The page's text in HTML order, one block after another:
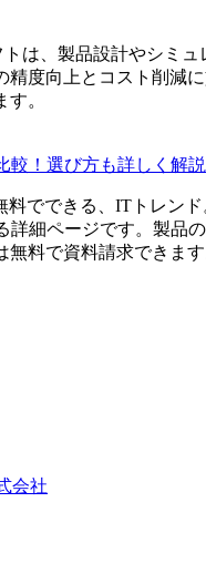
トは、製品設計やシミ
度向上とコスト削減
。
較！選び方も詳しく解説
でできる、ITトレンド
詳細ページです。製品
料で資料請求できます
会社